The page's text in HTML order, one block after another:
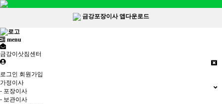
금강포장이사 앱다운로드
menu
금강이삿짐센터
로그인 회원가입
가정이사
- 포장이사
- 보관이사